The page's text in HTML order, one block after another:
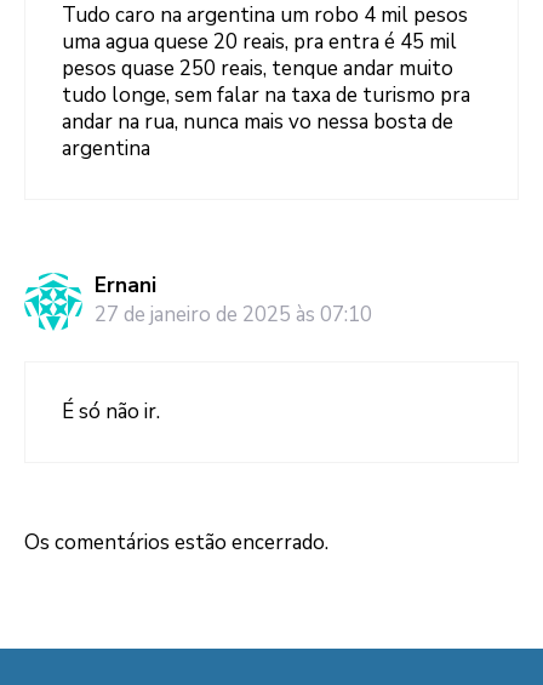
Tudo caro na argentina um robo 4 mil pesos
uma agua quese 20 reais, pra entra é 45 mil
pesos quase 250 reais, tenque andar muito
tudo longe, sem falar na taxa de turismo pra
andar na rua, nunca mais vo nessa bosta de
argentina
Ernani
27 de janeiro de 2025 às 07:10
É só não ir.
Os comentários estão encerrado.